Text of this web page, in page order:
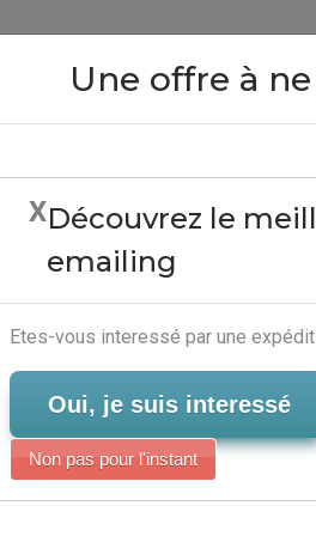
Marketing
Serveur-
Close
Une offre à
XDécouvrez le
emailing
Etes-vous interessé par une
Oui, je suis interessé
Non pas pour l'instant